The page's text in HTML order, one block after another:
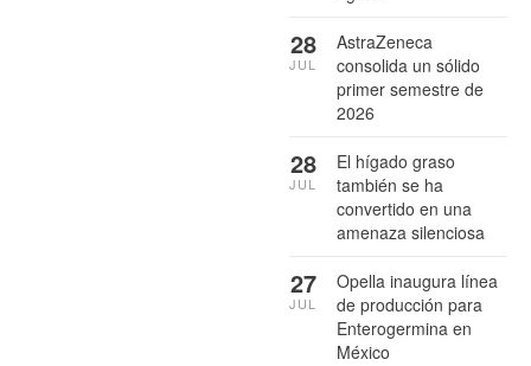
AstraZeneca
consolida un sólido
primer semestre de
2026
28
JUL
El hígado graso
también se ha
convertido en una
amenaza silenciosa
28
JUL
Opella inaugura línea
de producción para
Enterogermina en
México
27
JUL